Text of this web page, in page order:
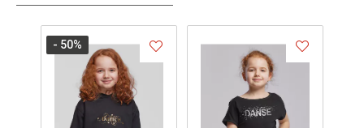
- 50%